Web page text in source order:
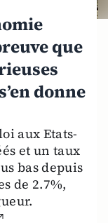
que
donne
aux Etats-
et un taux
bas depuis
de 2.7%,